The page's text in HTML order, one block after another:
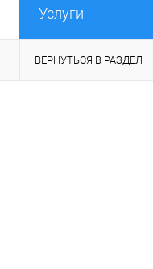
Услуги
ВЕРНУТЬСЯ В РАЗДЕЛ